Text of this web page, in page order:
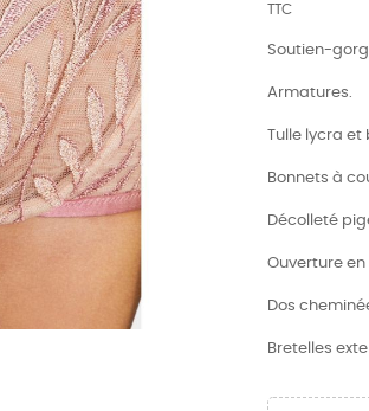
TTC
Soutien-
Armatures.
Tulle lycra et
Bonnets à
Décolleté
Ouverture
Dos
Bretelles